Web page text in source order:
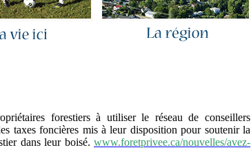
forestiers à utiliser le réseau de conseillers
taxes foncières mis à leur disposition pour soutenir la
dans leur boisé. www.foretprivee.ca/nouvelles/avez-